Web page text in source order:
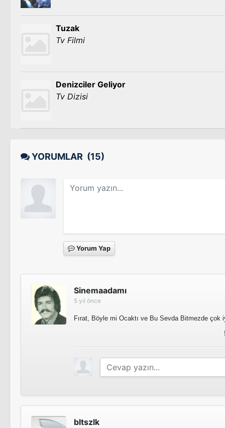
Tuzak
Tv Filmi
Denizciler Geliyor
Tv Dizisi
YORUMLAR (15)
Yorum Yap
Sinemaadamı
5 yıl önce
Fırat, Böyle mi Ocaktı ve Bu Sevda Bitmezde çok
bltszlk